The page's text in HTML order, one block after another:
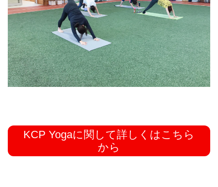
KCP Yogaに関して詳しくはこちら
から